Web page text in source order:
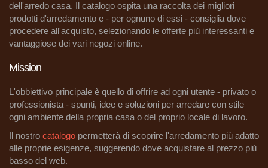
dell'arredo casa. Il catalogo ospita una raccolta dei migliori
prodotti d'arredamento e - per ognuno di essi - consiglia dove
procedere all'acquisto, selezionando le offerte più interessanti e
vantaggiose dei vari negozi online.
Mission
L'obbiettivo principale è quello di offrire ad ogni utente - privato o
professionista - spunti, idee e soluzioni per arredare con stile
ogni ambiente della propria casa o del proprio locale di lavoro.
Il nostro catalogo permetterà di scoprire l'arredamento più adatto
alle proprie esigenze, suggerendo dove acquistare al prezzo più
basso del web.